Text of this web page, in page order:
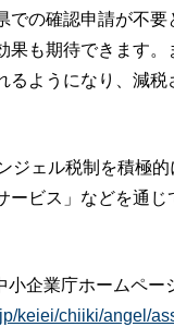
での確認申請が不
果も期待できます
るようになり、減
ジェル税制を積極
ービス」などを通
小企業庁ホームペー
keiei/chiiki/angel/